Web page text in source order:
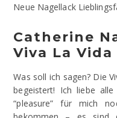
Neue Nagellack
Catherine
Viva La Vida
Was soll ich sagen? Die
begeistert! Ich liebe
“pleasure” für mich